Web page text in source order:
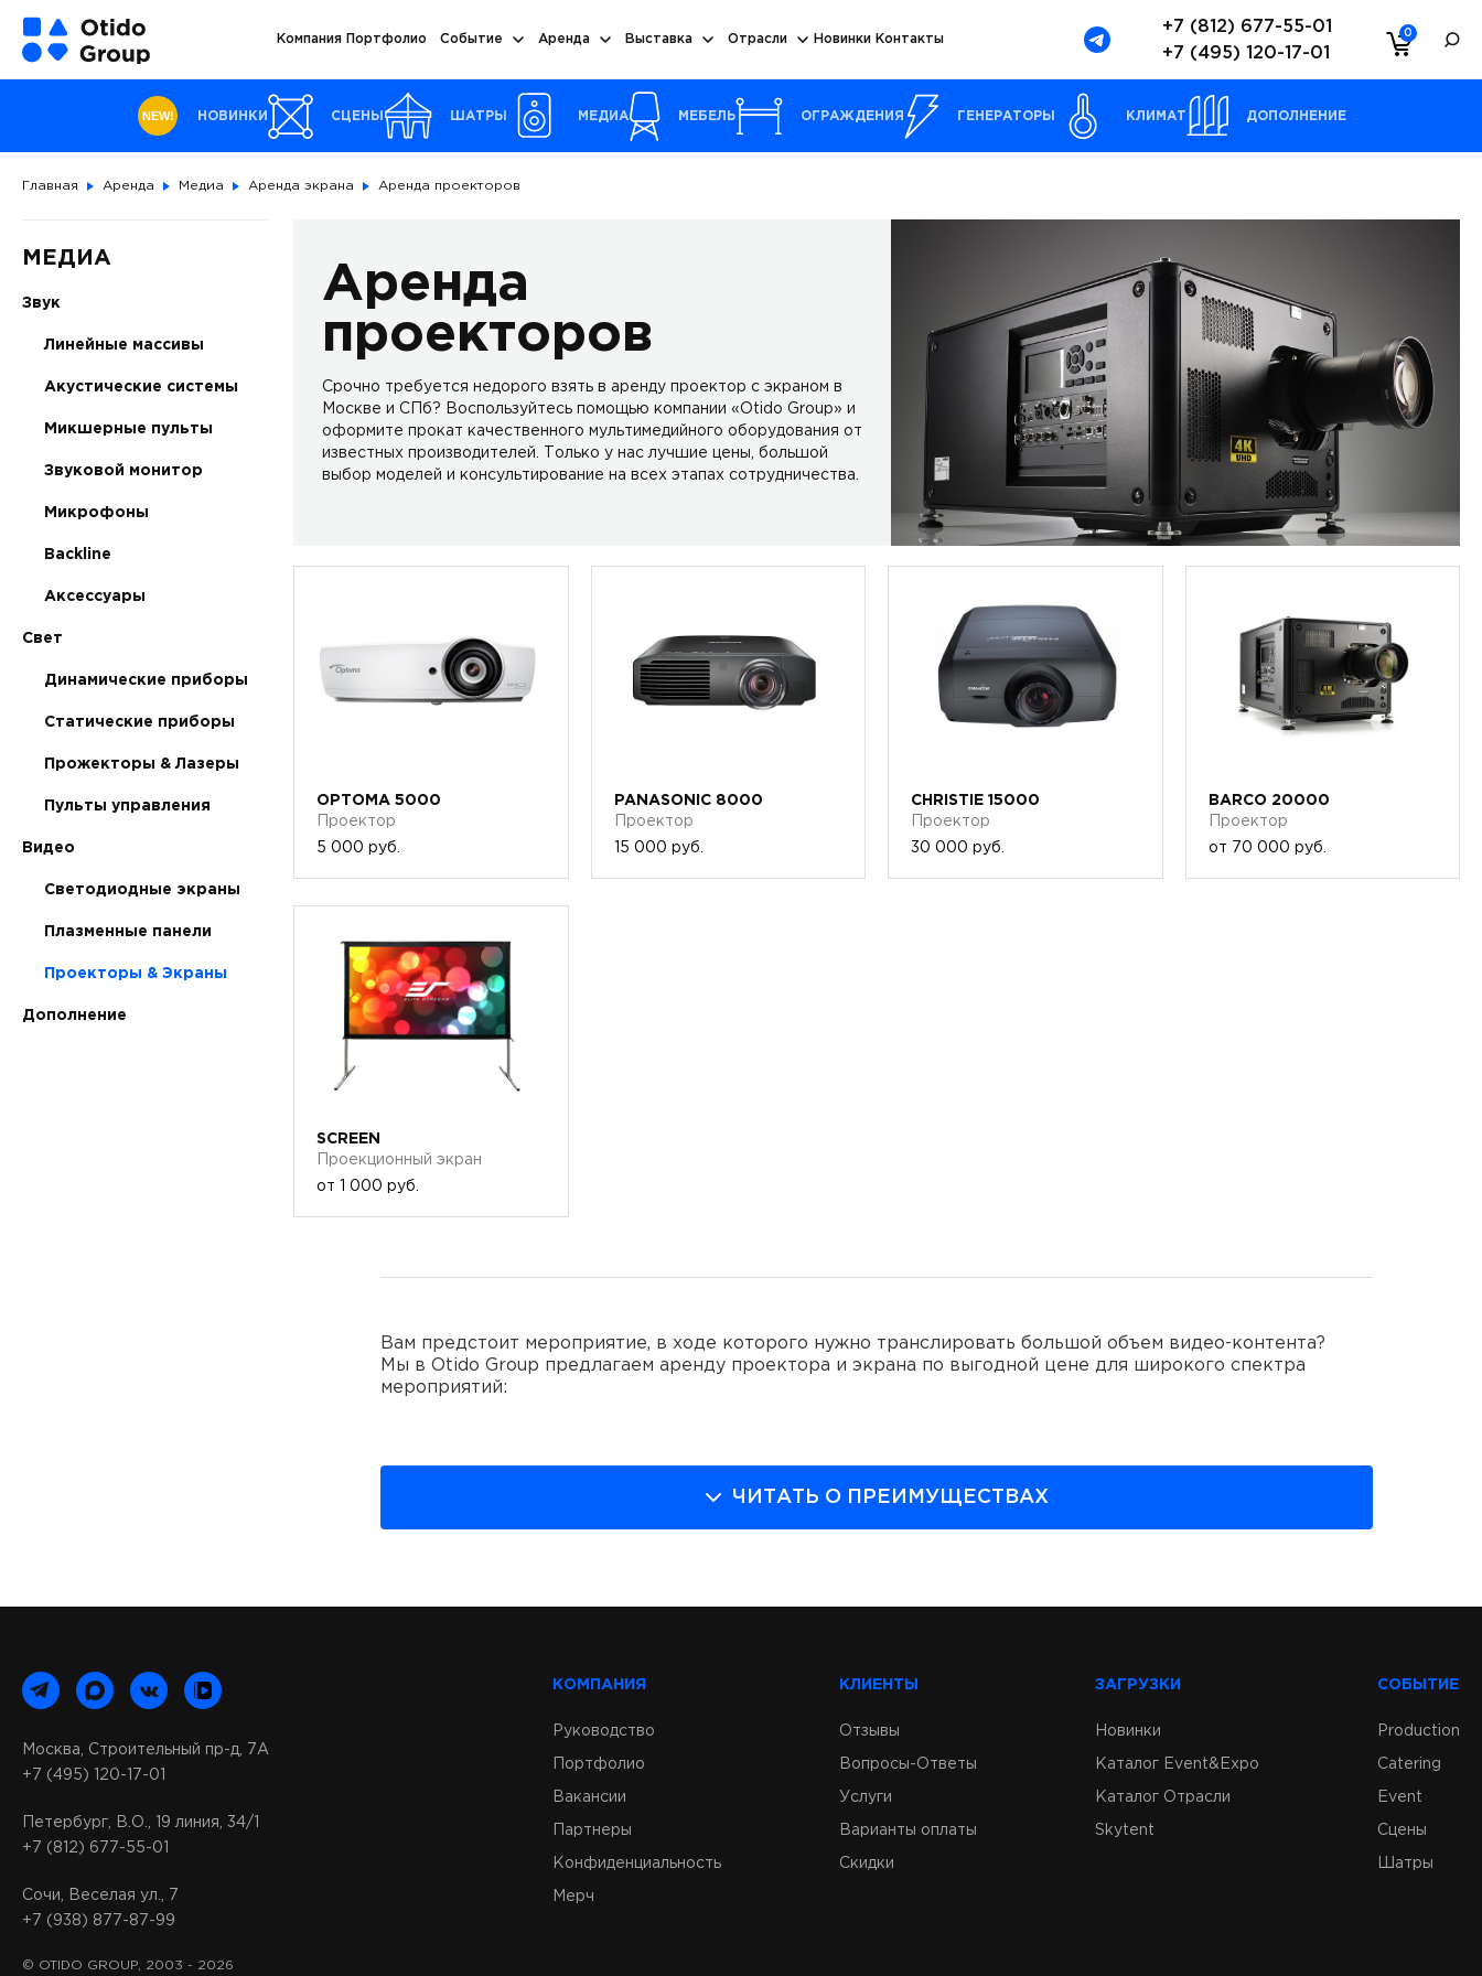
0
+7 (812) 677-55-01
+7 (495) 120-17-01
Компания Портфолио Событие Аренда Выставка Отрасли Новинки Контакты
NEW! НОВИНКИ СЦЕНЫ ШАТРЫ МЕДИА МЕБЕЛЬ ОГРАЖДЕНИЯ ГЕНЕРАТОРЫ КЛИМАТ ДОПОЛНЕНИЕ
Главная Аренда Медиа Аренда экрана Аренда проекторов
МЕДИА
Звук
Линейные массивы
Акустические системы
Микшерные пульты
Звуковой монитор
Микрофоны
Backline
Аксессуары
Свет
Динамические приборы
Статические приборы
Прожекторы & Лазеры
Пульты управления
Видео
Светодиодные экраны
Плазменные панели
Проекторы & Экраны
Дополнение
Аренда
проекторов
Срочно требуется недорого взять в аренду проектор с экраном в
Москве и СПб? Воспользуйтесь помощью компании «Otido Group» и
оформите прокат качественного мультимедийного оборудования от
известных производителей. Только у нас лучшие цены, большой
выбор моделей и консультирование на всех этапах сотрудничества.
OPTOMA 5000
Проектор
5 000 руб.
PANASONIC 8000
Проектор
15 000 руб.
CHRISTIE 15000
Проектор
30 000 руб.
BARCO 20000
Проектор
от 70 000 руб.
SCREEN
Проекционный экран
от 1 000 руб.
Вам предстоит мероприятие, в ходе которого нужно транслировать большой объем видео-контента?
Мы в Otido Group предлагаем аренду проектора и экрана по выгодной цене для широкого спектра
мероприятий:
Фестивали и open-air’ы
Инсталляции и творческие вечера
Продемонстрировать оригинальные любительские видео
Добавить событию ярких эмоций
Нас часто спрашивают, сколько стоить арендовать экран с проектором на мероприятие. Отвечаем! Цена
Количество арендных часов
Марка оборудования, которое вы берёте напрокат
ЧИТАТЬ О ПРЕИМУЩЕСТВАХ
Москва, Строительный пр-д, 7А
+7 (495) 120-17-01
Петербург, В.О., 19 линия, 34/1
+7 (812) 677-55-01
Сочи, Веселая ул., 7
+7 (938) 877-87-99
© OTIDO GROUP, 2003 - 2026
КОМПАНИЯ
Руководство
Портфолио
Вакансии
Партнеры
Конфиденциальность
Мерч
КЛИЕНТЫ
Отзывы
Вопросы-Ответы
Услуги
Варианты оплаты
Скидки
ЗАГРУЗКИ
Новинки
Каталог Event&Expo
Каталог Отрасли
Skytent
СОБЫТИЕ
Production
Catering
Event
Сцены
Шатры